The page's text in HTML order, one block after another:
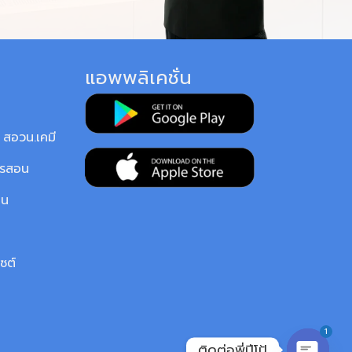
อวน.เคมี
สอน
ต์
แอพพลิเคชั่น
1